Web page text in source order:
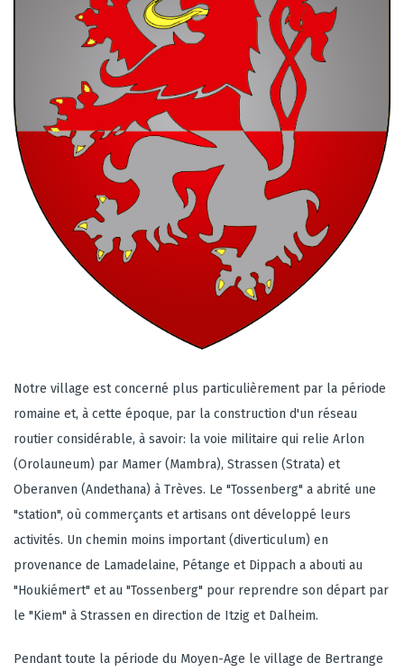
Notre village est concerné plus particulièrement par la période
romaine et, à cette époque, par la construction d'un réseau
routier considérable, à savoir: la voie militaire qui relie Arlon
(Orolauneum) par Mamer (Mambra), Strassen (Strata) et
Oberanven (Andethana) à Trèves. Le "Tossenberg" a abrité une
"station", où commerçants et artisans ont développé leurs
activités. Un chemin moins important (diverticulum) en
provenance de Lamadelaine, Pétange et Dippach a abouti au
"Houkiémert" et au "Tossenberg" pour reprendre son départ par
le "Kiem" à Strassen en direction de Itzig et Dalheim.
Pendant toute la période du Moyen-Age le village de Bertrange